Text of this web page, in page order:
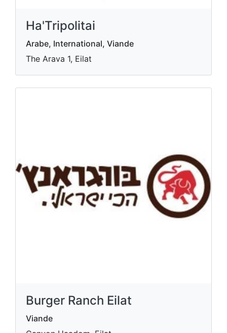
Ha'Tripolitai
Arabe, International, Viande
The Arava 1, Eilat
Burger Ranch Eilat
Viande